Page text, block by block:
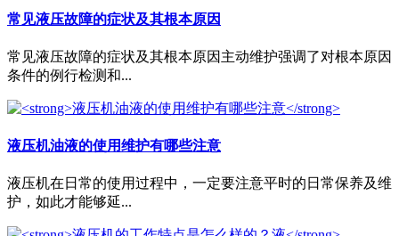
常见液压故障的症状及其根本原因
常见液压故障的症状及其根本原因主动维护强调了对根本原因
条件的例行检测和...
液压机油液的使用维护有哪些注意
液压机在日常的使用过程中，一定要注意平时的日常保养及维
护，如此才能够延...